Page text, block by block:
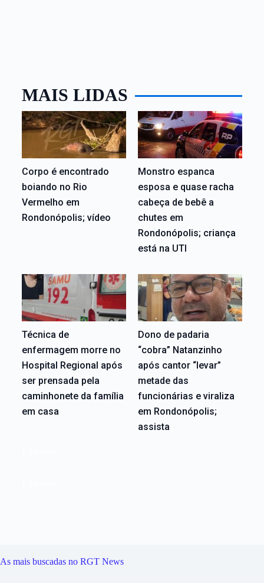
MAIS LIDAS
Corpo é encontrado
boiando no Rio
Vermelho em
Rondonópolis; vídeo
Monstro espanca
esposa e quase racha
cabeça de bebê a
chutes em
Rondonópolis; criança
está na UTI
Técnica de
enfermagem morre no
Hospital Regional após
ser prensada pela
caminhonete da família
em casa
Dono de padaria
“cobra” Natanzinho
após cantor “levar”
metade das
funcionárias e viraliza
em Rondonópolis;
assista
As mais buscadas no RGT News